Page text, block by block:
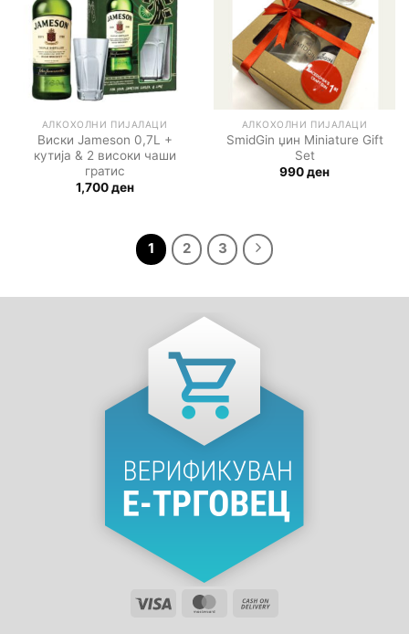
АЛКОХОЛНИ ПИЈАЛАЦИ
Виски Jameson 0,7L +
кутија & 2 високи чаши
гратис
1,700ден
АЛКОХОЛНИ ПИЈАЛАЦИ
SmidGin џин Miniature Gift
Set
990ден
1 2 3